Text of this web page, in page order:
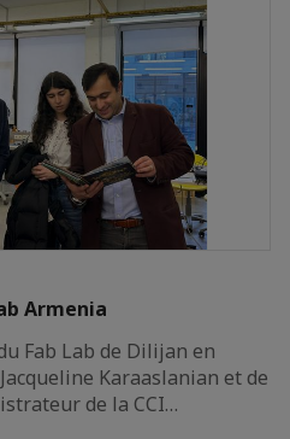
Armenia
Fab Lab de Dilijan en
Karaaslanian et de
de la CCI…